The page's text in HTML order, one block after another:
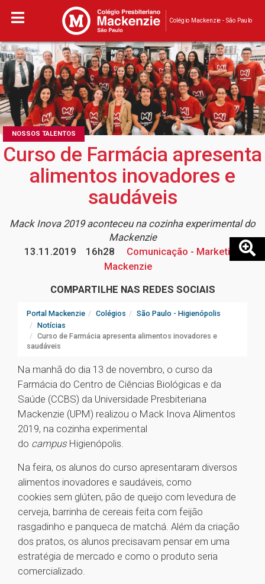
Colégio Mackenzie - São Paulo
NOSSOS TALENTOS
Curso de Farmácia apresenta
alimentos inovadores e
saudáveis
Mack Inova 2019 aconteceu na cozinha experimental do
Mackenzie
13.11.2019
16h28
Comunicação - Marketing
Mackenzie
COMPARTILHE NAS REDES SOCIAIS
Portal Mackenzie Colégios
São Paulo - Higienópolis
Notícias
Curso de Farmácia apresenta alimentos inovadores e
saudáveis
Na manhã do dia 13 de novembro, o curso da
Farmácia do Centro de Ciências Biológicas e da
Saúde (CCBS) da Universidade Presbiteriana
Mackenzie (UPM) realizou o Mack Inova Alimentos
2019, na cozinha experimental
do campus Higienópolis.
Na feira, os alunos do curso apresentaram diversos
alimentos inovadores e saudáveis, como
cookies sem glúten, pão de queijo com levedura de
cerveja, barrinha de cereais feita com feijão
rasgadinho e panqueca de matchá. Além da criação
dos pratos, os alunos precisavam pensar em uma
estratégia de mercado e como o produto seria
comercializado.